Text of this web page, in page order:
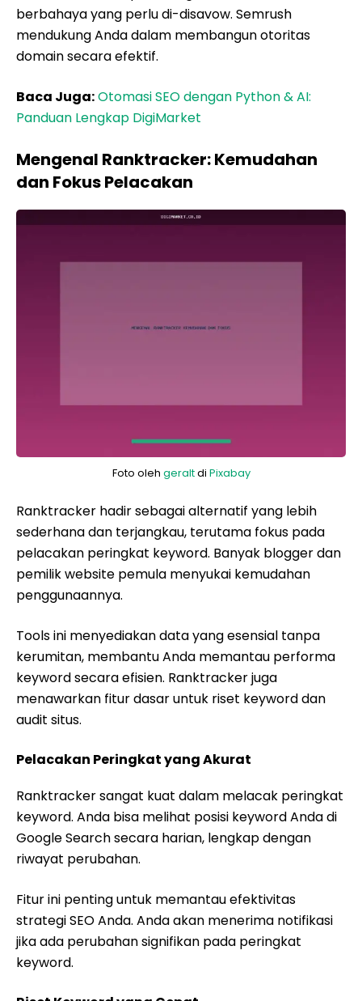
berbahaya yang perlu di-disavow. Semrush
mendukung Anda dalam membangun otoritas
domain secara efektif.
Baca Juga:Otomasi SEO dengan Python & AI:
Panduan Lengkap DigiMarket
Mengenal Ranktracker: Kemudahan
dan Fokus Pelacakan
Foto oleh geraltdi Pixabay
Ranktracker hadir sebagai alternatif yang lebih
sederhana dan terjangkau, terutama fokus pada
pelacakan peringkat keyword. Banyak blogger dan
pemilik website pemula menyukai kemudahan
penggunaannya.
Tools ini menyediakan data yang esensial tanpa
kerumitan, membantu Anda memantau performa
keyword secara efisien. Ranktracker juga
menawarkan fitur dasar untuk riset keyword dan
audit situs.
Pelacakan Peringkat yang Akurat
Ranktracker sangat kuat dalam melacak peringkat
keyword. Anda bisa melihat posisi keyword Anda di
Google Search secara harian, lengkap dengan
riwayat perubahan.
Fitur ini penting untuk memantau efektivitas
strategi SEO Anda. Anda akan menerima notifikasi
jika ada perubahan signifikan pada peringkat
keyword.